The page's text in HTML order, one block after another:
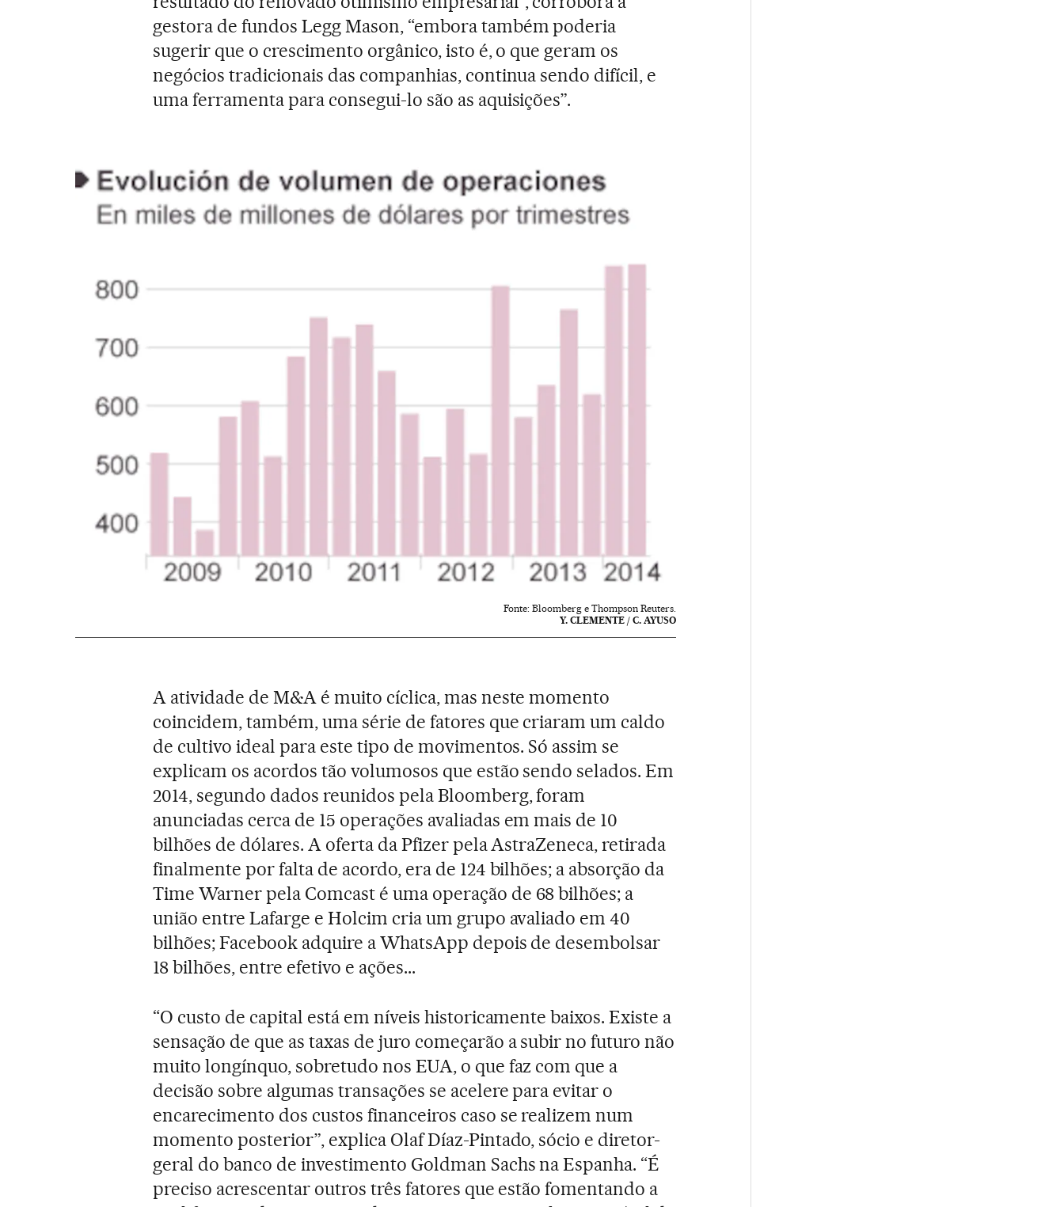
gestora de fundos Legg Mason, “embora também poderia
sugerir que o crescimento orgânico, isto é, o que geram os
negócios tradicionais das companhias, continua sendo difícil, e
uma ferramenta para consegui-lo são as aquisições”.
Fonte: Bloomberg e Thompson Reuters.
Y. CLEMENTE / C. AYUSO
A atividade de M&A é muito cíclica, mas neste momento
coincidem, também, uma série de fatores que criaram um caldo
de cultivo ideal para este tipo de movimentos. Só assim se
explicam os acordos tão volumosos que estão sendo selados. Em
2014, segundo dados reunidos pela Bloomberg, foram
anunciadas cerca de 15 operações avaliadas em mais de 10
bilhões de dólares. A oferta da Pfizer pela AstraZeneca, retirada
finalmente por falta de acordo, era de 124 bilhões; a absorção da
Time Warner pela Comcast é uma operação de 68 bilhões; a
união entre Lafarge e Holcim cria um grupo avaliado em 40
bilhões; Facebook adquire a WhatsApp depois de desembolsar
18 bilhões, entre efetivo e ações...
“O custo de capital está em níveis historicamente baixos. Existe a
sensação de que as taxas de juro começarão a subir no futuro não
muito longínquo, sobretudo nos EUA, o que faz com que a
decisão sobre algumas transações se acelere para evitar o
encarecimento dos custos financeiros caso se realizem num
momento posterior”, explica Olaf Díaz-Pintado, sócio e diretor-
geral do banco de investimento Goldman Sachs na Espanha. “É
preciso acrescentar outros três fatores que estão fomentando a